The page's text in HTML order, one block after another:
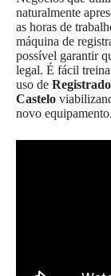
naturalmente
as horas de
máquina de
possível garantir
legal. É fácil
uso de
Castelo
novo equipamento.